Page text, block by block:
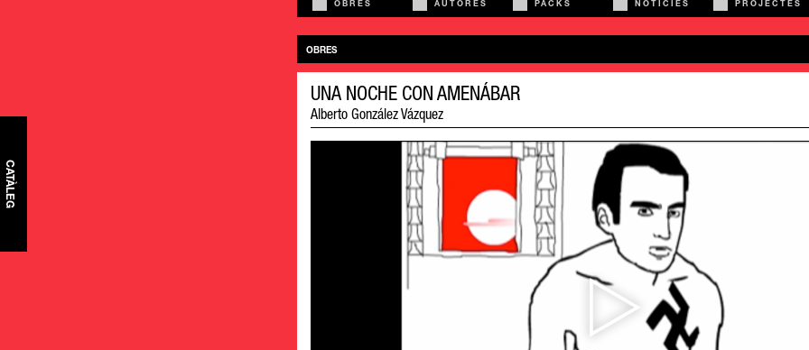
CATÀLEG
OBRES AUTORES PACKS NOTÍCIES PROJECTES
OBRES
UNA NOCHE CON AMENÁBAR
Alberto González Vázquez